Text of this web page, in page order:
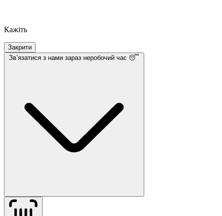
Кажіть
Закрити
Звʼязатися з нами зараз неробочий час 😴